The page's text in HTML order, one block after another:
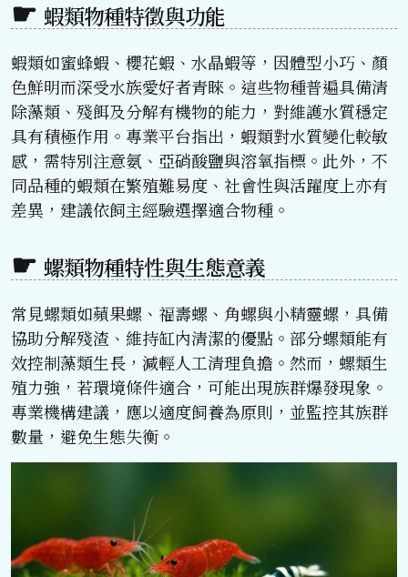
蝦類物種特徵與功能
蝦類如蜜蜂蝦、櫻花蝦、水晶蝦等，因體型小巧、顏
色鮮明而深受水族愛好者青睞。這些物種普遍具備清
除藻類、殘餌及分解有機物的能力，對維護水質穩定
具有積極作用。專業平台指出，蝦類對水質變化較敏
感，需特別注意氨、亞硝酸鹽與溶氧指標。此外，不
同品種的蝦類在繁殖難易度、社會性與活躍度上亦有
差異，建議依飼主經驗選擇適合物種。
螺類物種特性與生態意義
常見螺類如蘋果螺、福壽螺、角螺與小精靈螺，具備
協助分解殘渣、維持缸內清潔的優點。部分螺類能有
效控制藻類生長，減輕人工清理負擔。然而，螺類生
殖力強，若環境條件適合，可能出現族群爆發現象。
專業機構建議，應以適度飼養為原則，並監控其族群
數量，避免生態失衡。